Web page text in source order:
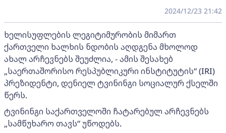
2024/12/23 21:42
ხელისუფლების ლეგიტიმურობის მიმართ
ქართველი ხალხის ნდობის აღდგენა მხოლოდ
ახალ არჩევნებს შეუძლია, - ამის შესახებ
„საერთაშორისო რესპუბლიკური ინსტიტუტის“ (IRI)
პრეზიდენტი, დენიელ ტვინინგი სოციალურ ქსელში
წერს.
ტვინინგი საქართველოში ჩატარებულ არჩევნებს
„სამწუხარო თავს“ უწოდებს.